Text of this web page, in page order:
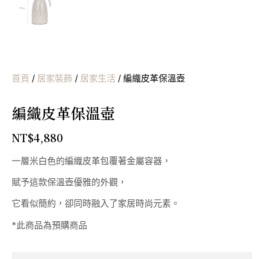
首頁 / 居家裝飾 / 居家生活 / 編織皮革保溫壺
編織皮革保溫壺
NT$4,880
一層米白色的編織皮革包覆著金屬容器，
賦予這款保溫壺優雅的外觀，
它看似簡約，卻同時融入了家居時尚元素。
*此商品為預購商品